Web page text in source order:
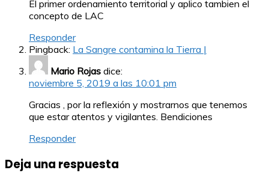
El primer ordenamiento territorial y aplico tambien el
concepto de LAC
Responder
Pingback: La Sangre contamina la Tierra |
Mario Rojas dice:
noviembre 5, 2019 a las 10:01 pm
Gracias , por la reflexión y mostrarnos que tenemos
que estar atentos y vigilantes. Bendiciones
Responder
Deja una respuesta